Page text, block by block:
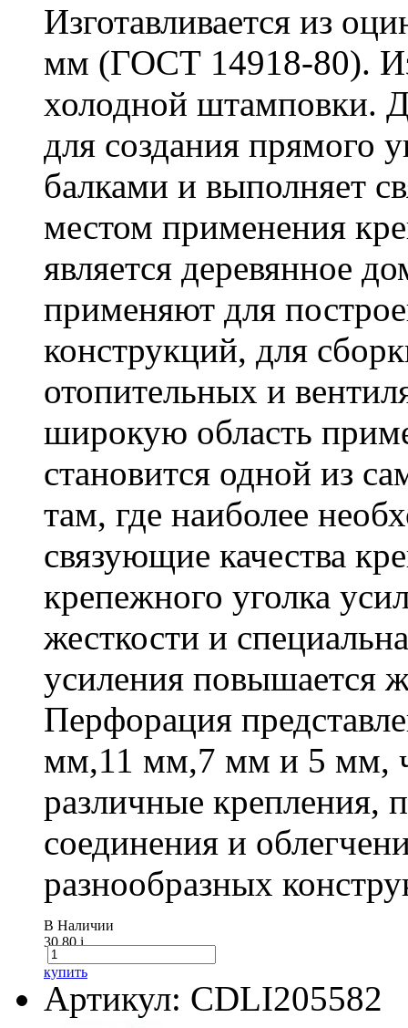
Изготавливается из
мм (ГОСТ 14918-80).
холодной штамповки.
для создания прямого
балками и выполняет
местом применения
является деревянное
применяют для
конструкций, для
отопительных и
широкую область
становится одной из
там, где наиболее
связующие качества
крепежного уголка
жесткости и
усиления повышается
Перфорация
мм,11 мм,7 мм и 5 мм,
различные
соединения и
разнообразных
В Наличии
30.80i
купить
Артикул: CDLI205582